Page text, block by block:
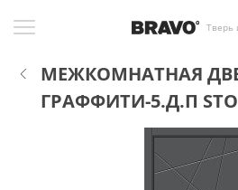
Тверь
МЕЖКОМНАТНАЯ
ГРАФФИТИ-5.Д.П